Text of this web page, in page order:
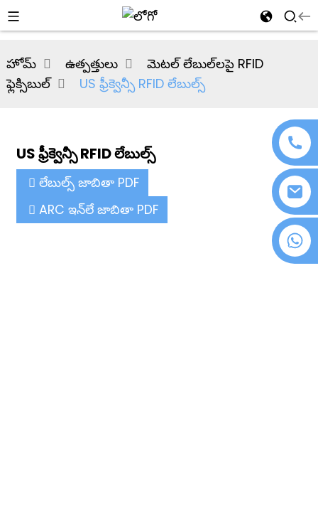
హోమ్ ఉత్పత్తులు
మెటల్ లేబుల్‌లపై RFID
ఫ్లెక్సిబుల్
US ఫ్రీక్వెన్సీ RFID లేబుల్స్
US ఫ్రీక్వెన్సీ RFID లేబుల్స్
లేబుల్స్ జాబితా PDF
ARC ఇన్‌లే జాబితా PDF